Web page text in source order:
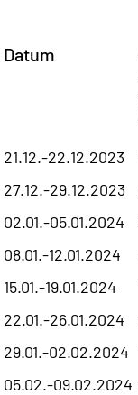
Datum
21.12.-22.12.2023
27.12.-29.12.2023
02.01.-05.01.2024
08.01.-12.01.2024
15.01.-19.01.2024
22.01.-26.01.2024
29.01.-02.02.2024
05.02.-09.02.2024